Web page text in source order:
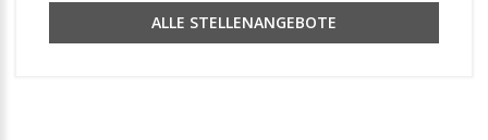
ALLE STELLENANGEBOTE